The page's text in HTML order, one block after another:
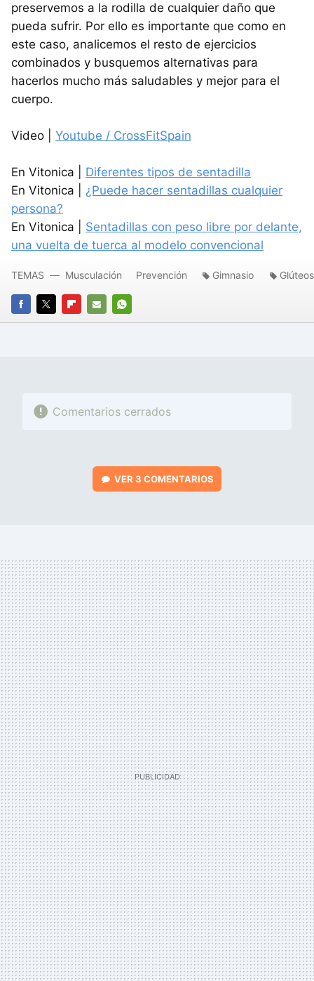
preservemos a la rodilla de cualquier daño que
pueda sufrir. Por ello es importante que como en
este caso, analicemos el resto de ejercicios
combinados y busquemos alternativas para
hacerlos mucho más saludables y mejor para el
cuerpo.
Video | Youtube / CrossFitSpain
En Vitonica | Diferentes tipos de sentadilla
En Vitonica | ¿Puede hacer sentadillas cualquier
persona?
En Vitonica | Sentadillas con peso libre por delante,
una vuelta de tuerca al modelo convencional
FACEBOOK
TWITTERFLIPBOARD
E-
WHATSAPP
TEMAS Musculación Prevención Gimnasio Glúteos
Comentarios cerrados
VER 3 COMENTARIOS